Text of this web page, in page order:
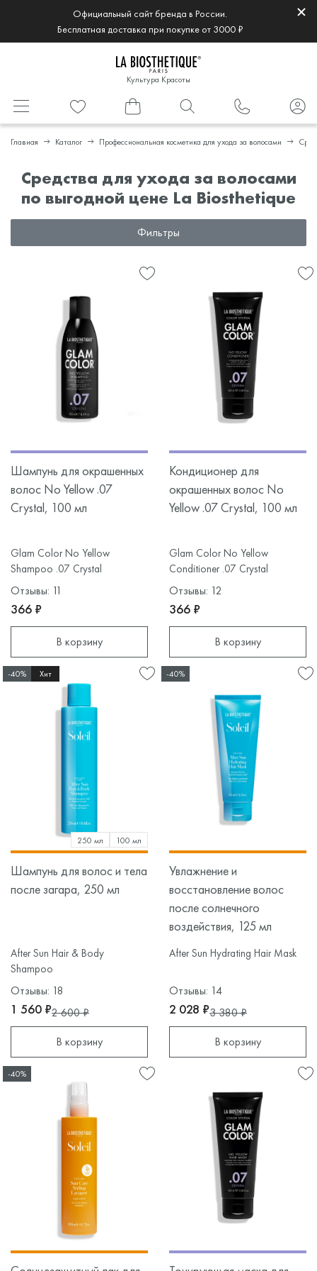
Официальный сайт бренда в России.
Бесплатная доставка при покупке от 3000 ₽
Культура Красоты
Главная Каталог Профессиональная косметика для ухода за волосами
Средства для ухода за волосами
по выгодной цене La Biosthetique
Фильтры
Шампунь для окрашенных
волос No Yellow .07
Crystal, 100 мл
Glam Color No Yellow
Shampoo .07 Crystal
Отзывы: 11
366 ₽
В корзину
Кондиционер для
окрашенных волос No
Yellow .07 Crystal, 100 мл
Glam Color No Yellow
Conditioner .07 Crystal
Отзывы: 12
366 ₽
В корзину
-40% Хит
250 мл 100 мл
Шампунь для волос и тела
после загара, 250 мл
After Sun Hair & Body
Shampoo
Отзывы: 18
1 560 ₽2 600 ₽
В корзину
-40%
Увлажнение и
восстановление волос
после солнечного
воздействия, 125 мл
After Sun Hydrating Hair Mask
Отзывы: 14
2 028 ₽3 380 ₽
В корзину
-40%